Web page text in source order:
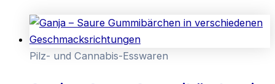
Pilz- und Cannabis-Esswaren